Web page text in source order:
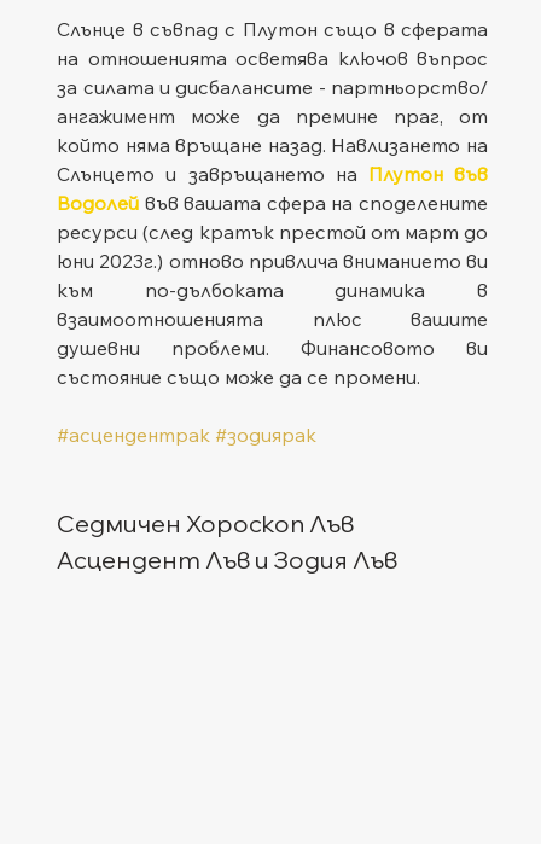
Слънце в съвпад с Плутон също в сферата
на отношенията осветява ключов въпрос
за силата и дисбалансите - партньорство/
ангажимент може да премине праг, от
който няма връщане назад. Навлизането на
Слънцето и завръщането на Плутон във
Водолей във вашата сфера на споделените
ресурси (след кратък престой от март до
юни 2023г.) отново привлича вниманието ви
към по-дълбоката динамика в
взаимоотношенията плюс вашите
душевни проблеми. Финансовото ви
състояние също може да се промени.
#асцендентрак #зодиярак
Седмичен Хороскоп Лъв
Асцендент Лъв и Зодия Лъв